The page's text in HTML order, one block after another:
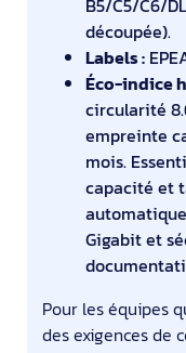
B5/C5/C6/
découpée).
Labels :
Éco-indice
circularité
empreinte
mois.
capacité et
Gigabit et
Pour les équipes
des exigences de